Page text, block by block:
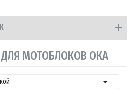
МОТОБЛОКОВ ОКА
